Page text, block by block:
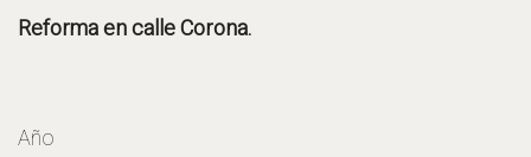
Reforma en calle Corona.
Año